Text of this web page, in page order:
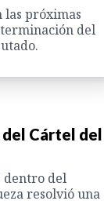
las próximas
del
Cártel del
dentro del
resolvió una